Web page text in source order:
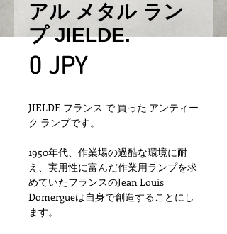
アル メタル ラン
プ JIELDE.
0 JPYPrix
JIELDE フランス で 買った アンティー
ク ランプです。
1950年代、作業場の過酷な環境に耐
え、実用性に富んだ作業用ランプを求
めていたフランスのJean Louis
Domergueは自身で創造することにし
ます。